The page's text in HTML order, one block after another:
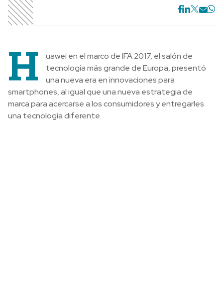
H
uawei en el marco de IFA 2017, el salón de
tecnología más grande de Europa, presentó
una nueva era en innovaciones para
smartphones, al igual que una nueva estrategia de
marca para acercarse a los consumidores y entregarles
una tecnología diferente.